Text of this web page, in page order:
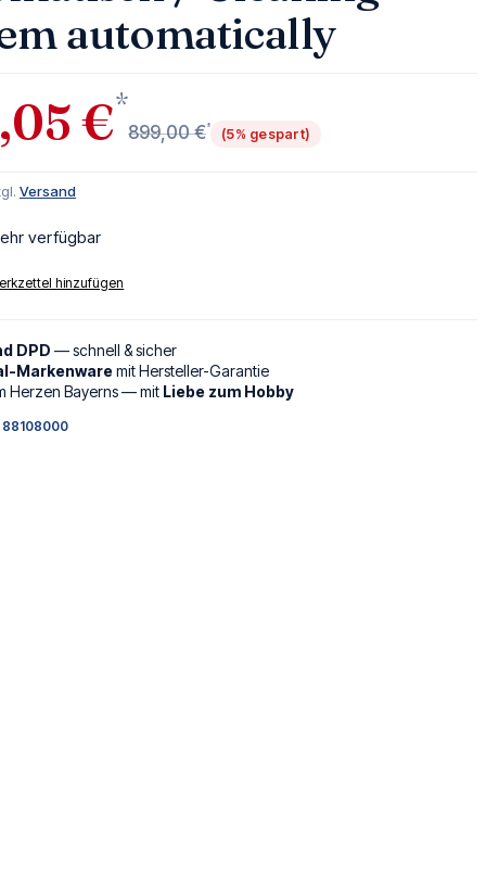
automatically
€*
899,00 €*
(5% gespart)
Versand
verfügbar
hinzufügen
DPD — schnell & sicher
Markenwaremit Hersteller-Garantie
Herzen Bayerns — mit Liebe zum Hobby
88108000